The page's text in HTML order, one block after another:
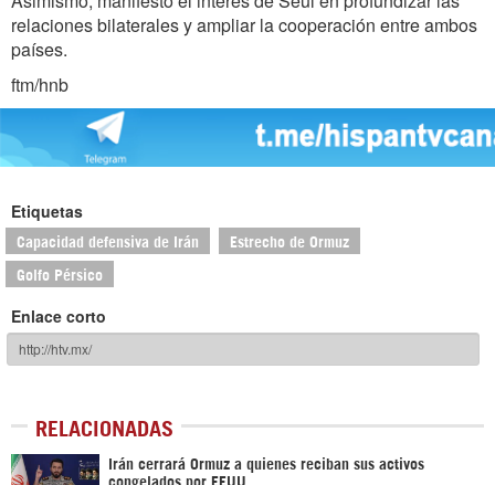
relaciones bilaterales y ampliar la cooperación entre ambos
países.
ftm/hnb
Etiquetas
Capacidad defensiva de Irán Estrecho de Ormuz
Golfo Pérsico
Enlace corto
RELACIONADAS
Irán cerrará Ormuz a quienes reciban sus activos
congelados por EEUU